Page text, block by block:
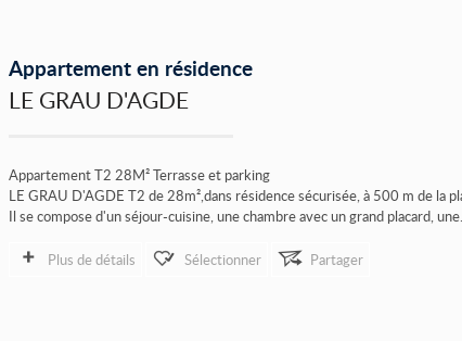
Appartement en résidence
LE GRAU D'AGDE
Appartement T2 28M² Terrasse et parking
LE GRAU D'AGDE T2 de 28m²,dans résidence sécurisée, à 500 m de la
Il se compose d'un séjour-cuisine, une chambre avec un grand placard,
Plus de détails Sélectionner Partager